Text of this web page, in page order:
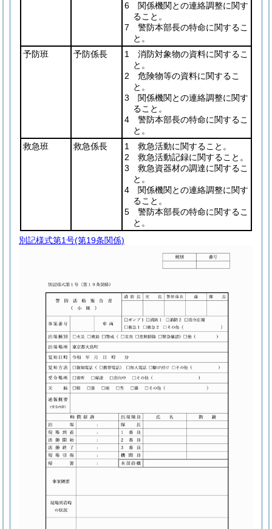
6 関係機関との連絡調整に関す
ること。
7 警防本部長の特命に関するこ
と。
予防班
予防係長
1 消防対象物の資料に関するこ
と。
2 危険物等の資料に関するこ
と。
3 関係機関との連絡調整に関す
ること。
4 警防本部長の特命に関するこ
と。
救急班
救急係長
1 救急活動に関すること。
2 救急活動記録に関すること。
3 救急資器材の調達に関するこ
と。
4 関係機関との連絡調整に関す
ること。
5 警防本部長の特命に関するこ
と。
別記様式第1号(第19条関係)